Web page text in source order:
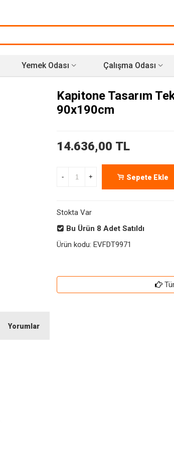
Yemek Odası Çalışma Odası
Kapitone Tasarım
90x190cm
14.636,00 TL
- + Sepete Ekle
Stokta Var
Bu Ürün 8 Adet Satıldı
Ürün kodu: EVFDT9971
Yorumlar